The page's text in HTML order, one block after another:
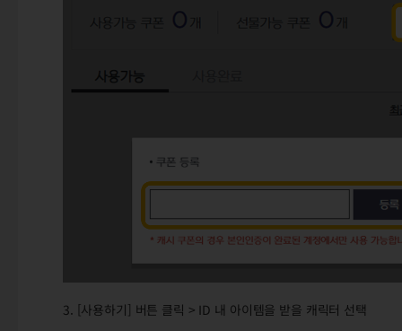
3. [사용하기] 버튼 클릭 > ID 내 아이템을 받을 캐릭터 선택